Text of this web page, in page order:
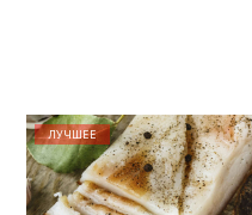
ЛУЧШЕЕ